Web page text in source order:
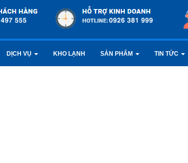
DỊCH VỤ KHO LẠNH SẢN PHẨM TIN TỨC